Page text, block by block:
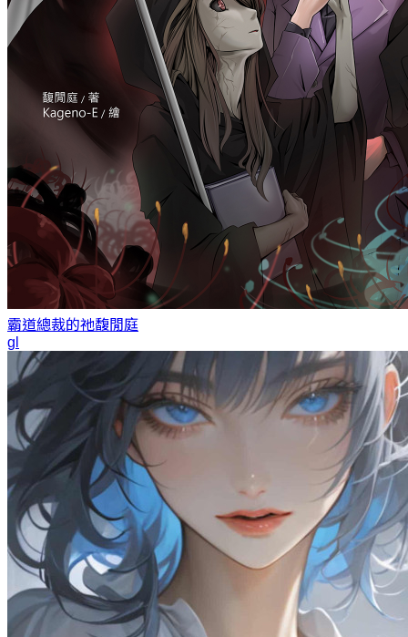
霸道總裁的祂馥閒庭
gl